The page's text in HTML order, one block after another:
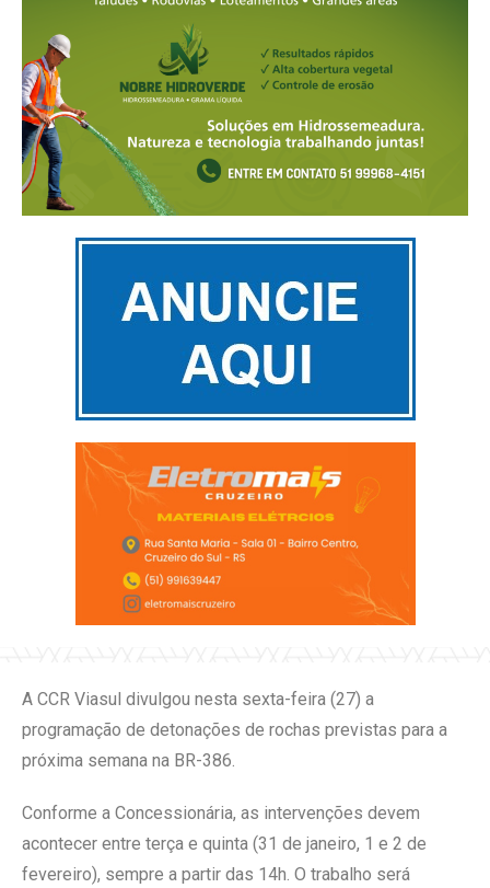
A CCR Viasul divulgou nesta sexta-feira (27) a
programação de detonações de rochas previstas para a
próxima semana na BR-386.
Conforme a Concessionária, as intervenções devem
acontecer entre terça e quinta (31 de janeiro, 1 e 2 de
fevereiro), sempre a partir das 14h. O trabalho será